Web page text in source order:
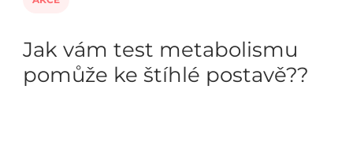
Jak vám test metabolismu
pomůže ke štíhlé postavě??